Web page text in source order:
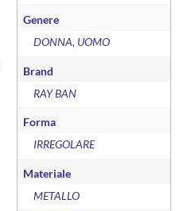
Genere
DONNA, UOMO
Brand
RAY BAN
Forma
IRREGOLARE
Materiale
METALLO